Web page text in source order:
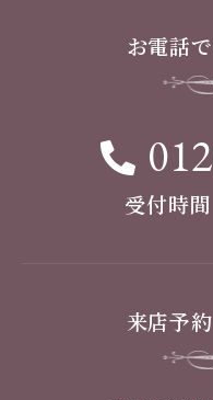
お電話
受付時
来店予